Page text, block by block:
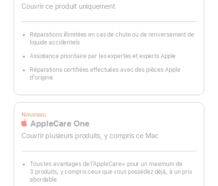
page
Couvrir ce produit uniquement
Réparations illimitées en cas de chute ou de renversement de
liquide accidentels
Assistance prioritaire par les expertes et experts Apple
Réparations certifiées effectuées avec des pièces Apple
d’origine
Nouveau
AppleCare One
Couvrir plusieurs produits, y compris ce Mac
Tous les avantages de l’AppleCare+ pour un maximum de
3 produits, y compris ceux que vous possédez déjà, à un prix
abordable